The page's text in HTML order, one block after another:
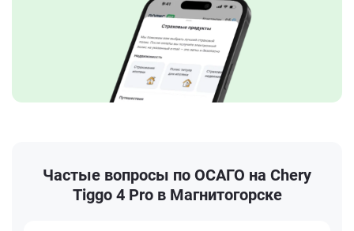
Частые вопросы по ОСАГО на Chery
Tiggo 4 Pro в Магнитогорске